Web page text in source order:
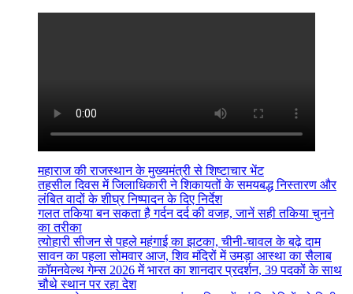
महाराज की राजस्थान के मुख्यमंत्री से शिष्टाचार भेंट
तहसील दिवस में जिलाधिकारी ने शिकायतों के समयबद्ध निस्तारण और
लंबित वादों के शीघ्र निष्पादन के दिए निर्देश
गलत तकिया बन सकता है गर्दन दर्द की वजह, जानें सही तकिया चुनने
का तरीका
त्योहारी सीजन से पहले महंगाई का झटका, चीनी-चावल के बढ़े दाम
सावन का पहला सोमवार आज, शिव मंदिरों में उमड़ा आस्था का सैलाब
कॉमनवेल्थ गेम्स 2026 में भारत का शानदार प्रदर्शन, 39 पदकों के साथ
चौथे स्थान पर रहा देश